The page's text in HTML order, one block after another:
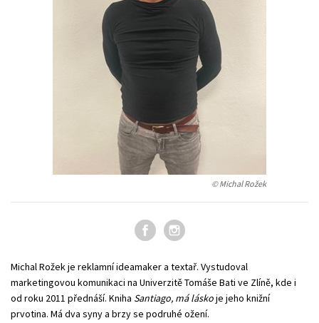
Zahraniční literatura Zdraví a životní styl
© Michal Rožek
Michal Rožek je reklamní ideamaker a textař. Vystudoval
marketingovou komunikaci na Univerzitě Tomáše Bati ve Zlíně, kde i
od roku 2011 přednáší. Kniha Santiago, má láskoje jeho knižní
prvotina. Má dva syny a brzy se podruhé ožení.